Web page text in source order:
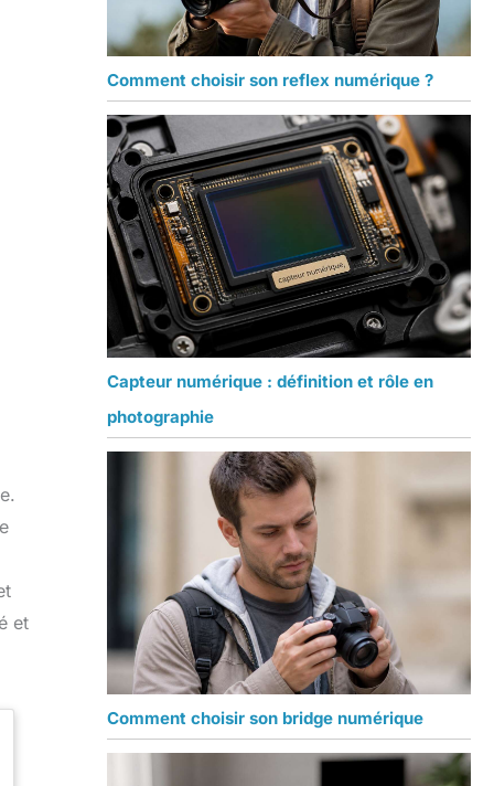
et
Comment choisir son reflex numérique ?
Capteur numérique : définition et rôle en
photographie
Comment choisir son bridge numérique